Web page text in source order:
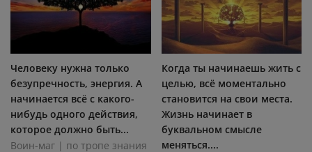
Человеку нужна только
безупречность, энергия. А
начинается всё с какого-
нибудь одного действия,
которое должно быть...
Воин-маг | по тропе знания
Когда ты начинаешь жить с
целью, всё моментально
становится на свои места.
Жизнь начинает в
буквальном смысле
меняться....